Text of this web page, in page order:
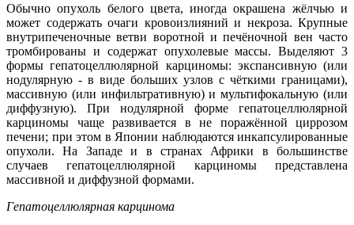
Обычно опухоль белого цвета, иногда окрашена жёлчью и
может содержать очаги кровоизлияний и некроза. Крупные
внутрипеченочные ветви воротной и печёночной вен часто
тромбированы и содержат опухолевые массы. Выделяют 3
формы гепатоцеллюлярной карциномы: экспансивную (или
нодулярную - в виде больших узлов с чёткими границами),
массивную (или инфильтративную) и мультифокальную (или
диффузную). При нодулярной форме гепатоцеллюлярной
карциномы чаще развивается в не поражённой циррозом
печени; при этом в Японии наблюдаются инкапсулированные
опухоли. На Западе и в странах Африки в большинстве
случаев гепатоцеллюлярной карциномы представлена
массивной и диффузной формами.
Гепатоцеллюлярная карцинома